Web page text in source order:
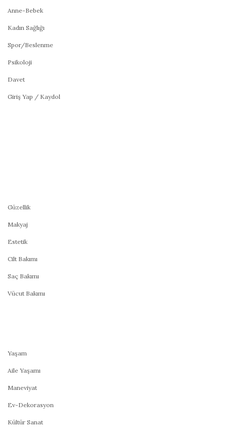
Anne-Bebek
Kadın Sağlığı
Spor/Beslenme
Psikoloji
Davet
Giriş Yap / Kaydol
Güzellik
Makyaj
Estetik
Cilt Bakımı
Saç Bakımı
Vücut Bakımı
Yaşam
Aile Yaşamı
Maneviyat
Ev-Dekorasyon
Kültür Sanat